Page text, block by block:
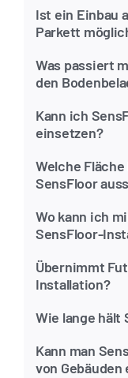
Ist ein Einbau
Parkett
Was passiert
den
Kann ich
einsetzen?
Welche
SensFloor
Wo kann ich
SensFloor-
Übernimmt
Installation?
Wie lange hält
Kann man
von